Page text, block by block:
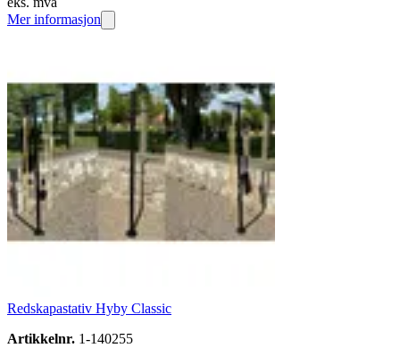
Mer informasjon
Redskapastativ Hyby Classic
Artikkelnr. 1-140255